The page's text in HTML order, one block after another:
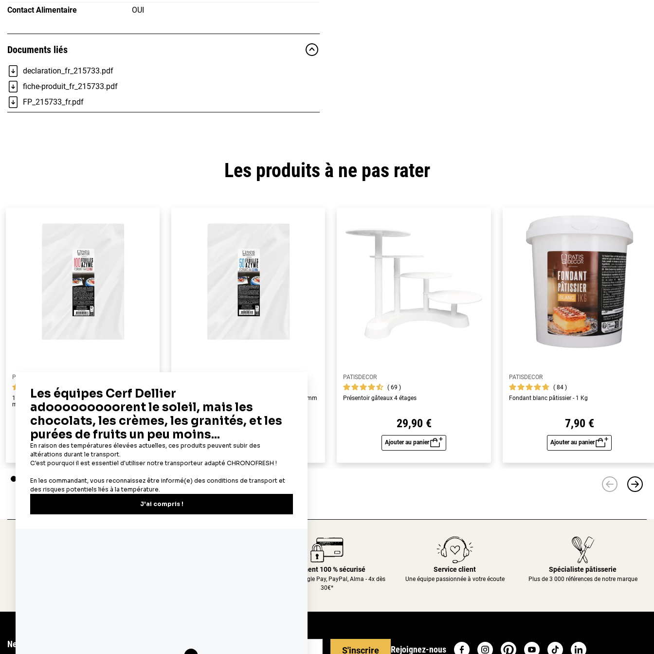
Contact Alimentaire OUI
Documents liés
declaration_fr_215733.pdf
fiche-produit_fr_215733.pdf
FP_215733_fr.pdf
Les produits à ne pas rater
PATISDECOR
100 feuilles azyme alimentaires A4 - épaisseur 0,3
mm
22,90 €
Ajouter au panier
Aperçu rapide
50 feuilles azyme alimentaires A4 - épaisseur 0,6 mm
19,90 €
Ajouter au panier
Aperçu rapide
PATISDECOR
69
Présentoir gâteaux 4 étages
29,90 €
Ajouter au panier
Aperçu rapide
PATISDECOR
84
Fondant blanc pâtissier - 1 Kg
7,90 €
Ajouter au panier
Aperçu rapide
Paiement 100 % sécurisé
CB, Apple&Google Pay, PayPal, Alma - 4x dès
30€*
Service client
Une équipe passionnée à votre écoute
Spécialiste pâtisserie
Plus de 3 000 références de notre marque
Newsletter
S'inscrire Rejoignez-nous